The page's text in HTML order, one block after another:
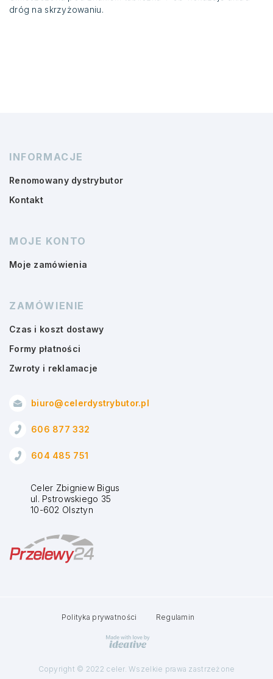
dróg na skrzyżowaniu.
INFORMACJE
Renomowany dystrybutor
Kontakt
MOJE KONTO
Moje zamówienia
ZAMÓWIENIE
Czas i koszt dostawy
Formy płatności
Zwroty i reklamacje
biuro@celerdystrybutor.pl
606 877 332
604 485 751
Celer Zbigniew Bigus
ul. Pstrowskiego 35
10-602 Olsztyn
Polityka prywatności Regulamin
Copyright © 2022 celer. Wszelkie prawa zastrzeżone